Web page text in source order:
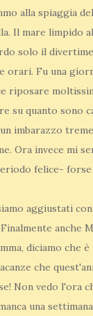
alla spiaggia
Il mare limpido
solo il
orari. Fu una
riposare
su quanto sono
imbarazzo
Ora invece mi
felice-
aggiustati
anche
diciamo che è
che
Non vedo l'ora
una